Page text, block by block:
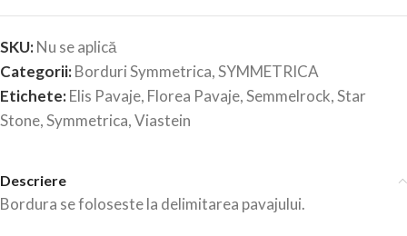
SKU:Nu se aplică
Categorii:Borduri Symmetrica,SYMMETRICA
Etichete:Elis Pavaje, Florea Pavaje,Semmelrock,Star
Stone,Symmetrica,Viastein
Descriere
Bordura se foloseste la delimitarea pavajului.